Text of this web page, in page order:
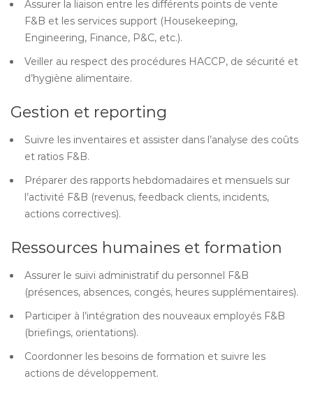
Assurer la liaison entre les différents points de vente
F&B et les services support (Housekeeping,
Engineering, Finance, P&C, etc.).
Veiller au respect des procédures HACCP, de sécurité et
d’hygiène alimentaire.
Gestion et reporting
Suivre les inventaires et assister dans l’analyse des coûts
et ratios F&B.
Préparer des rapports hebdomadaires et mensuels sur
l’activité F&B (revenus, feedback clients, incidents,
actions correctives).
Ressources humaines et formation
Assurer le suivi administratif du personnel F&B
(présences, absences, congés, heures supplémentaires).
Participer à l’intégration des nouveaux employés F&B
(briefings, orientations).
Coordonner les besoins de formation et suivre les
actions de développement.